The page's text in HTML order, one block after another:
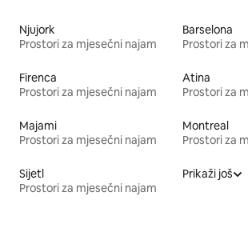
Njujork
Prostori za mjesečni najam
Barselona
Prostori za
Firenca
Prostori za mjesečni najam
Atina
Prostori za
Majami
Prostori za mjesečni najam
Montreal
Prostori za
Sijetl
Prostori za mjesečni najam
Prikaži još